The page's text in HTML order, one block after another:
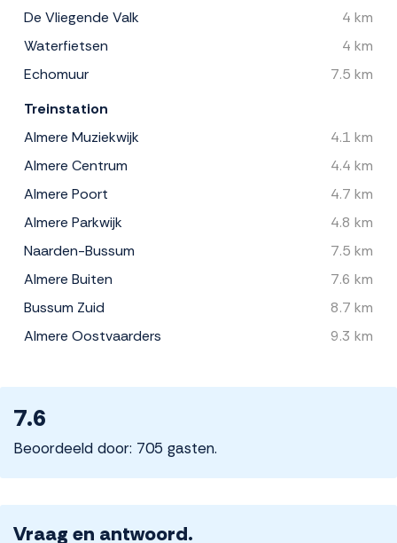
De Vliegende Valk
4 km
Waterfietsen
4 km
Echomuur
7.5 km
Treinstation
Almere Muziekwijk
4.1 km
Almere Centrum
4.4 km
Almere Poort
4.7 km
Almere Parkwijk
4.8 km
Naarden-Bussum
7.5 km
Almere Buiten
7.6 km
Bussum Zuid
8.7 km
Almere Oostvaarders
9.3 km
7.6
Beoordeeld door: 705 gasten.
Vraag en antwoord.